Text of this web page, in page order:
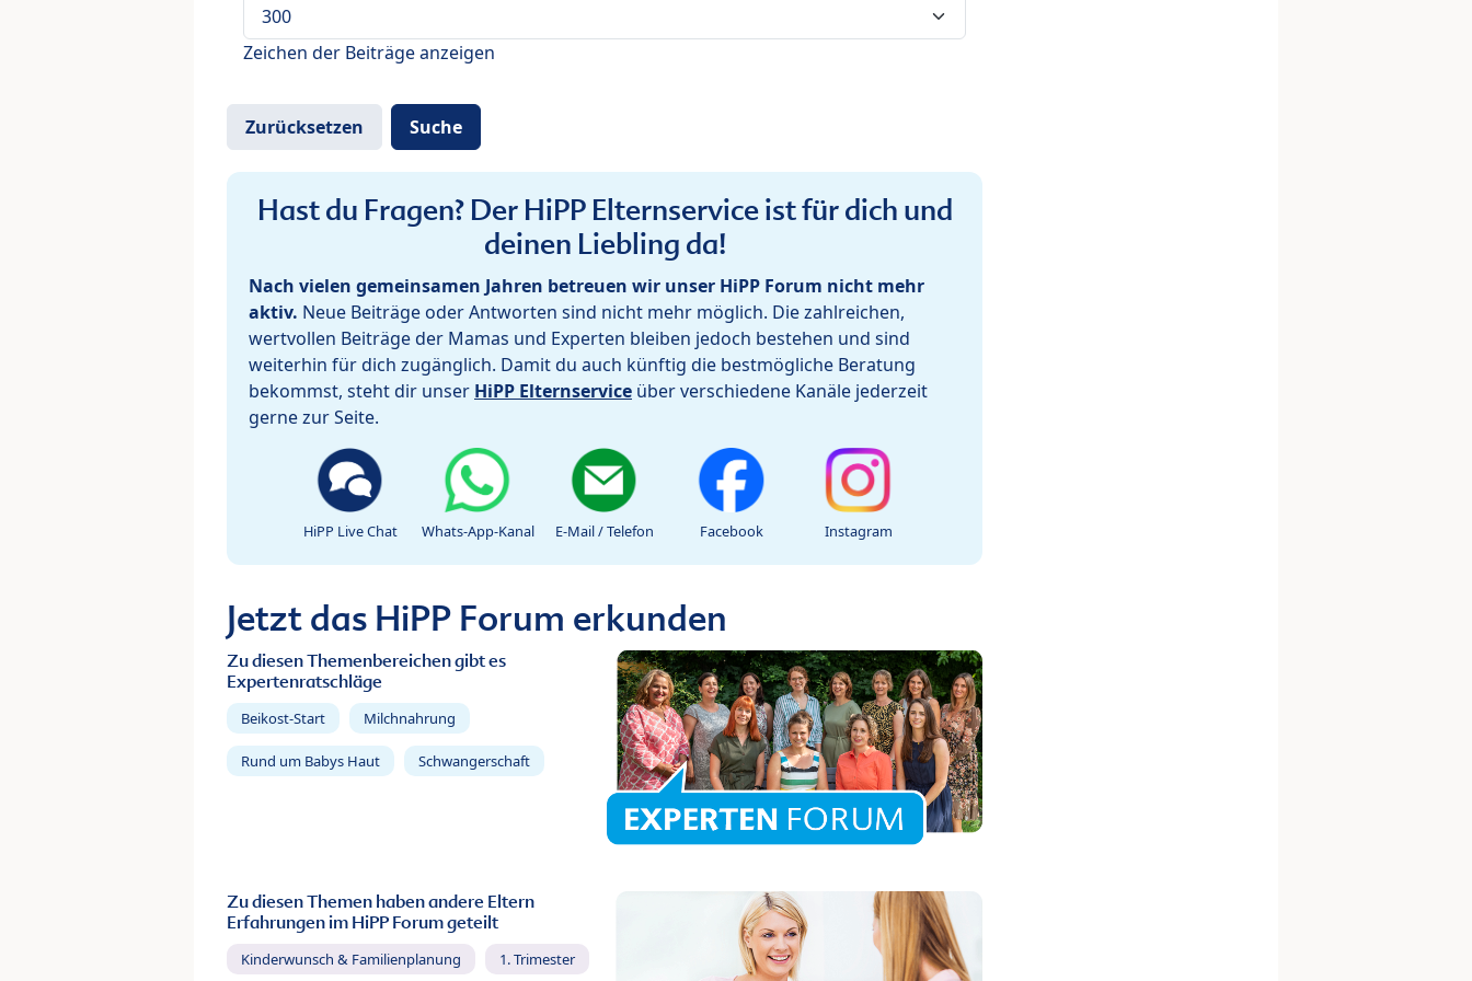
Zeichen der Beiträge anzeigen
Hast du Fragen? Der HiPP Elternservice ist für dich und
deinen Liebling da!
Nach vielen gemeinsamen Jahren betreuen wir unser HiPP Forum nicht mehr
aktiv. Neue Beiträge oder Antworten sind nicht mehr möglich. Die zahlreichen,
wertvollen Beiträge der Mamas und Experten bleiben jedoch bestehen und sind
weiterhin für dich zugänglich. Damit du auch künftig die bestmögliche Beratung
bekommst, steht dir unser HiPP Elternservice über verschiedene Kanäle jederzeit
gerne zur Seite.
HiPP Live Chat Whats-App-Kanal E-Mail / Telefon Facebook Instagram
Jetzt das HiPP Forum erkunden
Zu diesen Themenbereichen gibt es
Expertenratschläge
Beikost-Start Milchnahrung
Rund um Babys Haut Schwangerschaft
Zu diesen Themen haben andere Eltern
Erfahrungen im HiPP Forum geteilt
Kinderwunsch & Familienplanung 1. Trimester